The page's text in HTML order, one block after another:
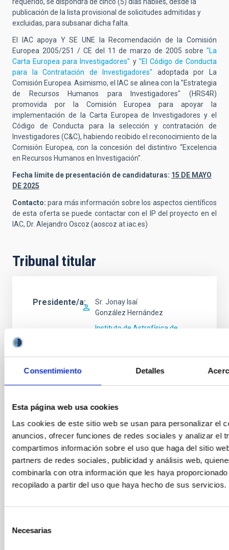
Consentimiento Detalles
Esta página web usa cookies
Las cookies de este sitio web se usan para personalizar el
anuncios, ofrecer funciones de redes sociales y analizar el
compartimos información sobre el uso que haga del sitio
partners de redes sociales, publicidad y análisis web,
combinarla con otra información que les haya
recopilado a partir del uso que haya hecho de sus servicios.
Necesarias
publicación de la lista provisional de solicitudes admitidas y
excluidas, para subsanar dicha falta.
El IAC apoya Y SE UNE la Recomendación de la Comisión
Europea 2005/251 / CE del 11 de marzo de 2005 sobre "La
Carta Europea para Investigadores" y "El Código de Conducta
para la Contratación de Investigadores" adoptada por La
Comisión Europea. Asimismo, el IAC se alinea con la "Estrategia
de Recursos Humanos para Investigadores" (HRS4R)
promovida por la Comisión Europea para apoyar la
implementación de la Carta Europea de Investigadores y el
Código de Conducta para la selección y contratación de
Investigadores (C&C), habiendo recibido el reconocimiento de la
Comisión Europea, con la concesión del distintivo “Excelencia
en Recursos Humanos en Investigación".
Fecha límite de presentación de candidaturas: 15 DE MAYO
DE 2025
Contacto: para más información sobre los aspectos científicos
de esta oferta se puede contactar con el IP del proyecto en el
IAC, Dr. Alejandro Oscoz (aoscoz at iac.es)
Tribunal titular
Presidente/a Sr. Jonay Isaí
González Hernández
Instituto de Astrofísica de
Secretario/a Ms. Savita
Instituto de Astrofísica de
Canarias (IAC)
Científico/a Titular OPIS
Vocal
Investigador/a PD Ramón y Cajal